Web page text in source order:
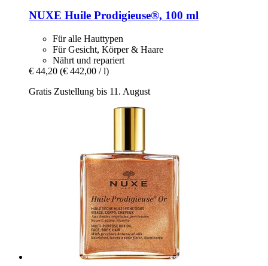
NUXE Huile Prodigieuse®, 100 ml
Für alle Hauttypen
Für Gesicht, Körper & Haare
Nährt und repariert
€ 44,20 (€ 442,00 / l)
Gratis Zustellung bis 11. August